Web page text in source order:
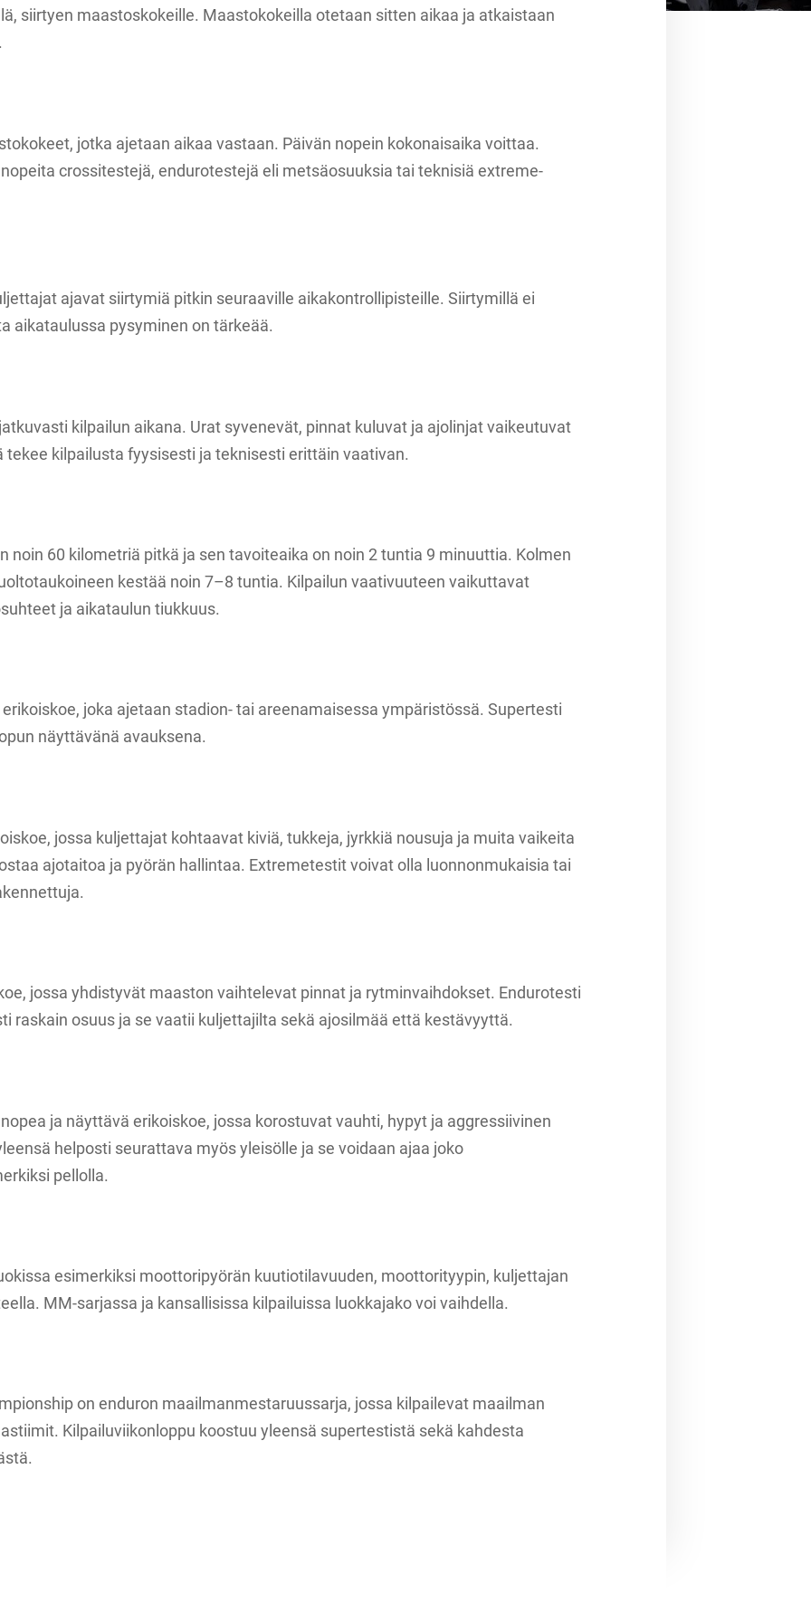
siirtyen maastoskokeille. Maastokokeilla otetaan sitten aikaa ja atkaistaan
jotka ajetaan aikaa vastaan. Päivän nopein kokonaisaika voittaa.
crossitestejä, endurotestejä eli metsäosuuksia tai teknisiä extreme-
ajavat siirtymiä pitkin seuraaville aikakontrollipisteille. Siirtymillä ei
aikataulussa pysyminen on tärkeää.
kilpailun aikana. Urat syvenevät, pinnat kuluvat ja ajolinjat vaikeutuvat
tekee kilpailusta fyysisesti ja teknisesti erittäin vaativan.
noin 60 kilometriä pitkä ja sen tavoiteaika on noin 2 tuntia 9 minuuttia. Kolmen
kestää noin 7–8 tuntia. Kilpailun vaativuuteen vaikuttavat
ja aikataulun tiukkuus.
joka ajetaan stadion- tai areenamaisessa ympäristössä. Supertesti
näyttävänä avauksena.
jossa kuljettajat kohtaavat kiviä, tukkeja, jyrkkiä nousuja ja muita vaikeita
ajotaitoa ja pyörän hallintaa. Extremetestit voivat olla luonnonmukaisia tai
jossa yhdistyvät maaston vaihtelevat pinnat ja rytminvaihdokset. Endurotesti
raskain osuus ja se vaatii kuljettajilta sekä ajosilmää että kestävyyttä.
ja näyttävä erikoiskoe, jossa korostuvat vauhti, hypyt ja aggressiivinen
helposti seurattava myös yleisölle ja se voidaan ajaa joko
pellolla.
esimerkiksi moottoripyörän kuutiotilavuuden, moottorityypin, kuljettajan
MM-sarjassa ja kansallisissa kilpailuissa luokkajako voi vaihdella.
on enduron maailmanmestaruussarja, jossa kilpailevat maailman
Kilpailuviikonloppu koostuu yleensä supertestistä sekä kahdesta